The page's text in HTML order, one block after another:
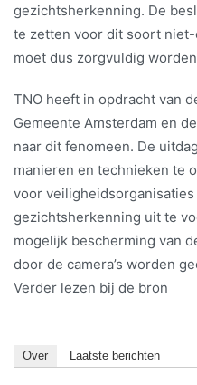
gezichtsherkenning. De
te zetten voor dit soort
moet dus zorgvuldig
TNO heeft in opdracht van
Gemeente Amsterdam en
naar dit fenomeen. De
manieren en technieken te
voor
gezichtsherkenning uit te
mogelijk bescherming van
door de camera’s worden
Verder lezen bij de bron
Over Laatste berichten